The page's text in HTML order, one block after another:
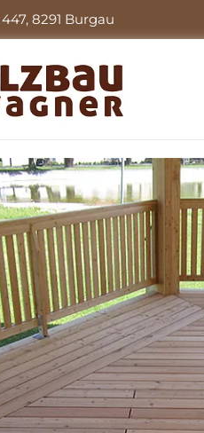
8291 Burgau